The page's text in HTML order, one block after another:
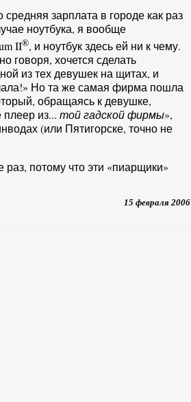
зарплата в городе как раз
ноутбука, я вообще
II®, и ноутбук здесь ей ни к чему.
говоря, хочется сделать
из тех девушек на щитах, и
Но та же самая фирма пошла
обращаясь к девушке,
плеер из...той гадской фирмы»,
(или Пятигорске, точно не
потому что эти «пиарщики»
15 февраля 2006